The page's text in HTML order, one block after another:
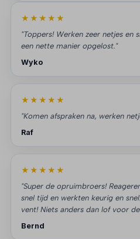
★★★★★
"Toppers! Werken zeer netjes en
een nette manier opgelost."
Wyko
★★★★★
"Komen afspraken na, werken
Raf
★★★★★
"Super de opruimbroers!
snel tijd en werkten keurig en
vent! Niets anders dan lof voor
Bernd